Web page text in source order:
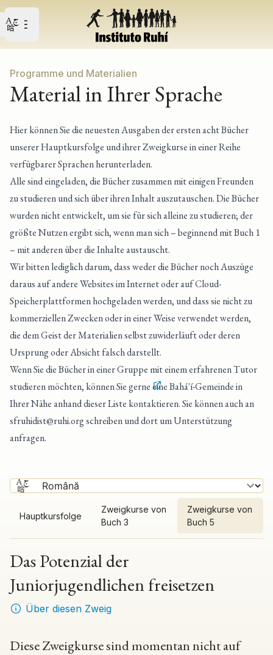
Open main menu
Open user menu
Programme und Materialien
Material in Ihrer Sprache
Hier können Sie die neuesten Ausgaben der ersten acht Bücher
unserer Hauptkursfolge und ihrer Zweigkurse in einer Reihe
verfügbarer Sprachen herunterladen.
Alle sind eingeladen, die Bücher zusammen mit einigen Freunden
zu studieren und sich über ihren Inhalt auszutauschen. Die Bücher
wurden nicht entwickelt, um sie für sich alleine zu studieren; der
größte Nutzen ergibt sich, wenn man sich – beginnend mit Buch 1
– mit anderen über die Inhalte austauscht.
Wir bitten lediglich darum, dass weder die Bücher noch Auszüge
daraus auf andere Websites im Internet oder auf Cloud-
Speicherplattformen hochgeladen werden, und dass sie nicht zu
kommerziellen Zwecken oder in einer Weise verwendet werden,
die dem Geist der Materialien selbst zuwiderläuft oder deren
Ursprung oder Absicht falsch darstellt.
Wenn Sie die Bücher in einer Gruppe mit einem erfahrenen Tutor
studieren möchten, können Sie gerneeine Bahá'í-Gemeinde in
Ihrer Nähe anhand dieser Liste kontaktieren. Sie können auch an
sfruhidist@ruhi.orgschreiben und dort um Unterstützung
anfragen.
Hauptkursfolge
Zweigkurse von
Buch 3
Zweigkurse von
Buch 5
Das Potenzial der
Juniorjugendlichen freisetzen
Über diesen Zweig
Diese Zweigkurse sind momentan nicht auf